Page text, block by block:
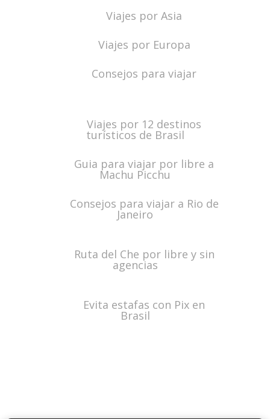
Viajes por Asia
Viajes por Europa
Consejos para viajar
Viajes por 12 destinos
turísticos de Brasil
Guia para viajar por libre a
Machu Picchu
Consejos para viajar a Rio de
Janeiro
Ruta del Che por libre y sin
agencias
Evita estafas con Pix en
Brasil